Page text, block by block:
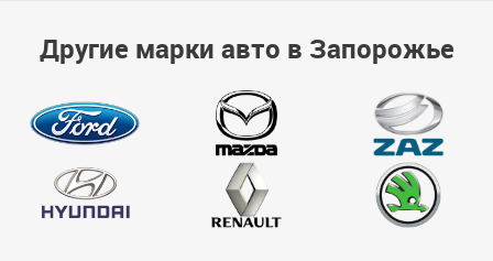
Другие марки авто в Запорожье